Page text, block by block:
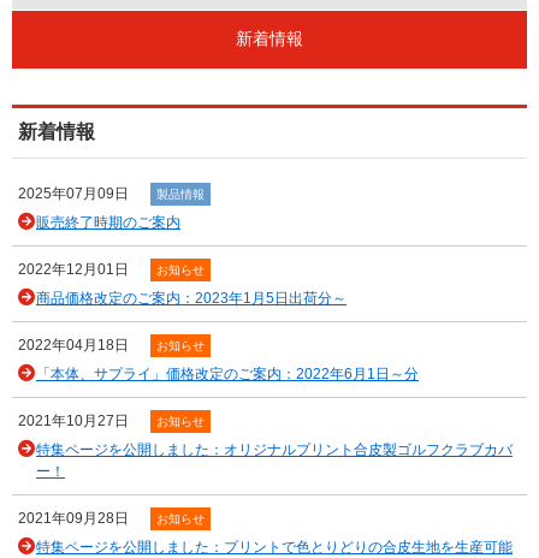
新着情報
新着情報
2025年07月09日 製品情報
販売終了時期のご案内
2022年12月01日 お知らせ
商品価格改定のご案内：2023年1月5日出荷分～
2022年04月18日 お知らせ
「本体、サプライ」価格改定のご案内：2022年6月1日～分
2021年10月27日 お知らせ
特集ページを公開しました：オリジナルプリント合皮製ゴルフクラブカバ
ー！
2021年09月28日 お知らせ
特集ページを公開しました：プリントで色とりどりの合皮生地を生産可能